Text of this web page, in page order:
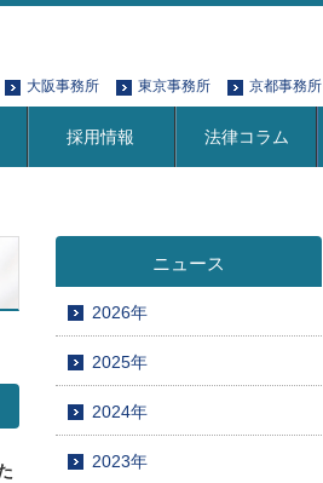
大阪事務所 東京事務所 京都事務所
採用情報 法律コラム
ニュース
2026年
2025年
2024年
2023年